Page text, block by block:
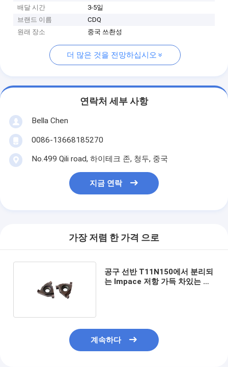
배달 시간
3-5일
브랜드 이름
CDQ
원래 장소
중국 쓰촨성
더 많은 것을 전망하십시오
연락처 세부 사항
Bella Chen
0086-13668185270
No.499 Qili road, 하이테크 존, 청두, 중국
지금 연락
가장 저렴 한 가격 으로
공구 선반 T11N150에서 분리되
는 Impace 저항 가득 차있는 반
계속하다